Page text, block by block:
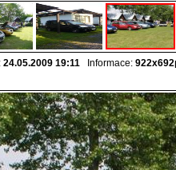
24.05.2009 19:11 Informace: